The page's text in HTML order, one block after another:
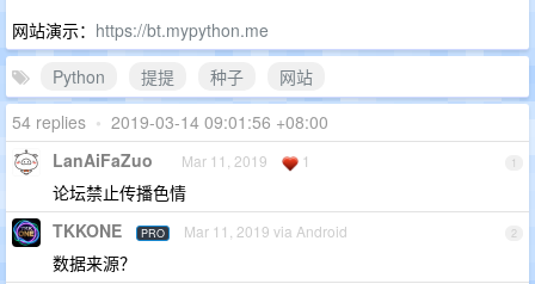
网站演示： https://bt.mypython.me
Python
提提 种子
网站
54 replies • 2019-03-14 09:01:56 +08:00
1
LanAiFaZuo Mar 11, 2019 1
论坛禁止传播色情
2
TKKONE PRO Mar 11, 2019 via Android
数据来源？